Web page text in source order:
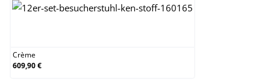
Crème
609,90 €